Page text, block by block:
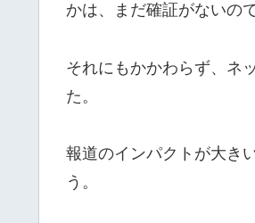
かは、まだ確証がないので
それにもかかわらず、ネ
た。
報道のインパクトが大き
う。